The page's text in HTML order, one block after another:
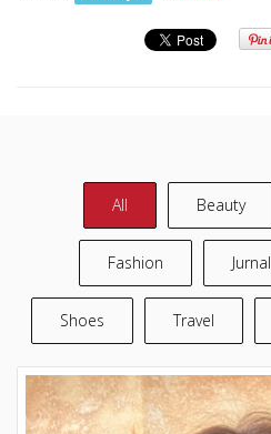
All Beauty
Fashion Jurnal
Shoes Travel